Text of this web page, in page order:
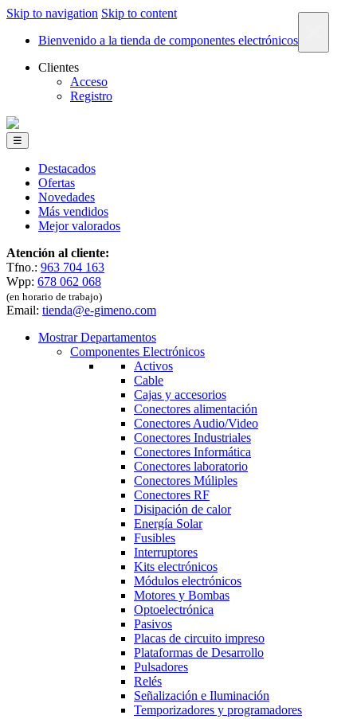
Skip to navigation Skip to content
Bienvenido a la tienda de componentes electrónicos
Clientes
Acceso
Registro
☰
Destacados
Ofertas
Novedades
Más vendidos
Mejor valorados
Atención al cliente:
Tfno.: 963 704 163
Wpp: 678 062 068
(en horario de trabajo)
Email: tienda@e-gimeno.com
Mostrar Departamentos
Componentes Electrónicos
Activos
Cable
Cajas y accesorios
Conectores alimentación
Conectores Audio/Video
Conectores Industriales
Conectores Informática
Conectores laboratorio
Conectores Múliples
Conectores RF
Disipación de calor
Energía Solar
Fusibles
Interruptores
Kits electrónicos
Módulos electrónicos
Motores y Bombas
Optoelectrónica
Pasivos
Placas de circuito impreso
Plataformas de Desarrollo
Pulsadores
Relés
Señalización e Iluminación
Temporizadores y programadores